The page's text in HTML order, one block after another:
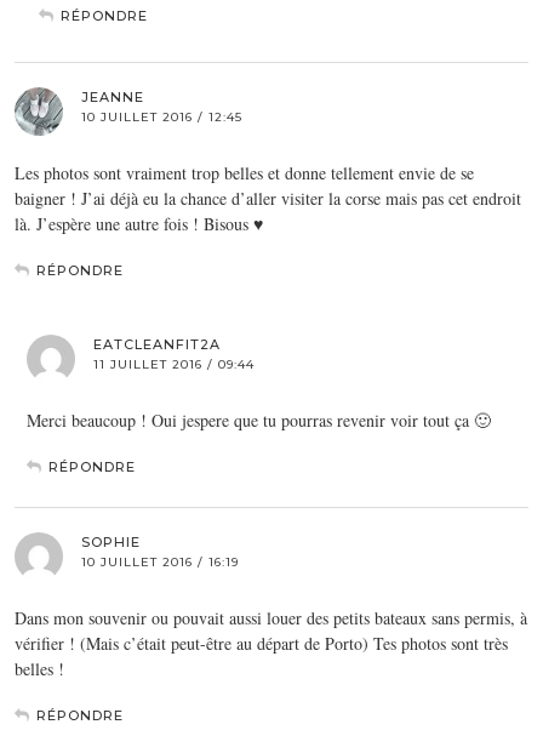
RÉPONDRE
JEANNE
10 JUILLET 2016 / 12:45
Les photos sont vraiment trop belles et donne tellement envie de se
baigner ! J’ai déjà eu la chance d’aller visiter la corse mais pas cet endroit
là. J’espère une autre fois ! Bisous ♥
RÉPONDRE
EATCLEANFIT2A
11 JUILLET 2016 / 09:44
Merci beaucoup ! Oui jespere que tu pourras revenir voir tout ça 🙂
RÉPONDRE
SOPHIE
10 JUILLET 2016 / 16:19
Dans mon souvenir ou pouvait aussi louer des petits bateaux sans permis, à
vérifier ! (Mais c’était peut-être au départ de Porto) Tes photos sont très
belles !
RÉPONDRE